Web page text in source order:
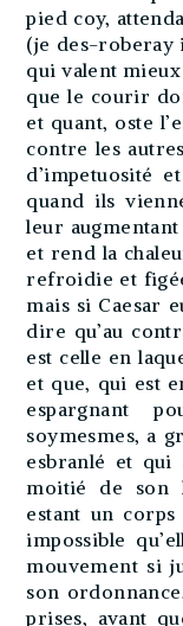
pied coy,
(je des-roberay
qui valent
que le courir
et quant, oste
contre les
d’impetuosité
quand ils
leur
et rend la
refroidie et
mais si Caesar
dire qu’au
est celle en
et que, qui est
espargnant
soymesmes, a
esbranlé et qui
moitié de son
estant un
impossible
mouvement si
son
prises, avant